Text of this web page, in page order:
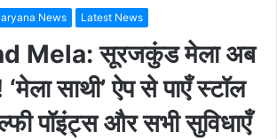
News Latest News
Mela: सूरजकुंड मेला अब
साथी’ ऐप से पाएँ स्टॉल
पॉइंट्स और सभी सुविधाएँ